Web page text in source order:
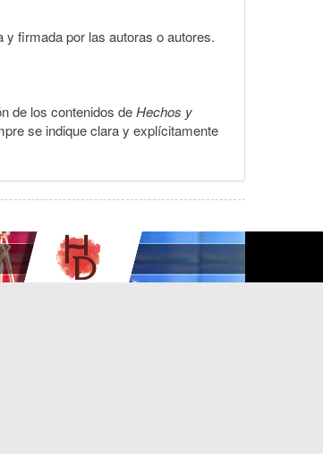
y firmada por las autoras o autores.
de los contenidos deHechos y
se indique clara y explícitamente